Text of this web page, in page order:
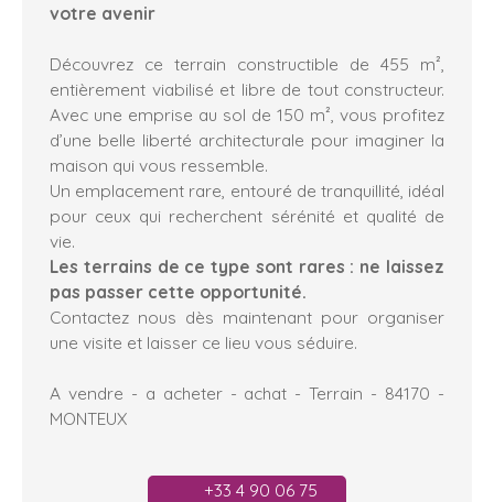
votre avenir
Découvrez ce terrain constructible de 455 m²,
entièrement viabilisé et libre de tout constructeur.
Avec une emprise au sol de 150 m², vous profitez
d’une belle liberté architecturale pour imaginer la
maison qui vous ressemble.
Un emplacement rare, entouré de tranquillité, idéal
pour ceux qui recherchent sérénité et qualité de
vie.
Les terrains de ce type sont rares : ne laissez
pas passer cette opportunité.
Contactez nous dès maintenant pour organiser
une visite et laisser ce lieu vous séduire.
A vendre - a acheter - achat - Terrain - 84170 -
MONTEUX
+33 4 90 06 75